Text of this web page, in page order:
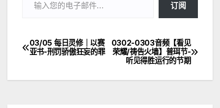
订阅
文
0302-0303音频【看见
荣耀/祷告火墙】普珥节-
听见得胜运行的节期
03/05 每日灵修｜以赛
亚书-刑罚骄傲狂妄的罪